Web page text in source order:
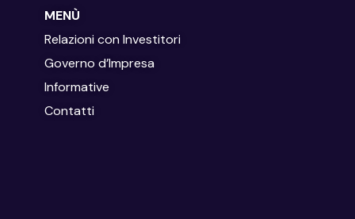
MENÙ
Relazioni con Investitori
Governo d’Impresa
Informative
Contatti